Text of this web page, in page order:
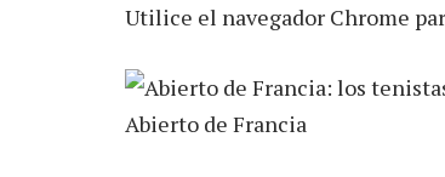
Utilice el navegador Chrome